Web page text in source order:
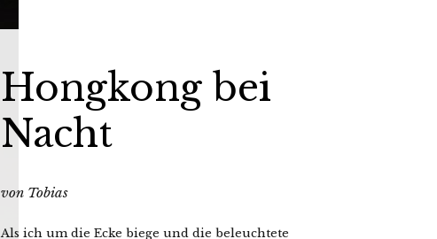
Hongkong bei
Nacht
von Tobias
Als ich um die Ecke biege und die beleuchtete